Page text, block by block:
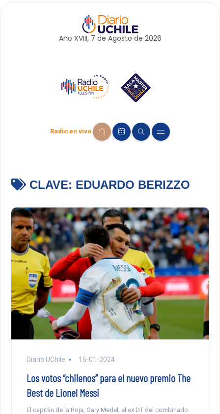
Año XVIII, 7 de Agosto de 2026
Radio en vivo
CLAVE: EDUARDO BERIZZO
Diario UChile 15-01-2024
Los votos “chilenos” para el nuevo premio The
Best de Lionel Messi
El capitán de la Roja, Gary Medel; el ex DT del combinado